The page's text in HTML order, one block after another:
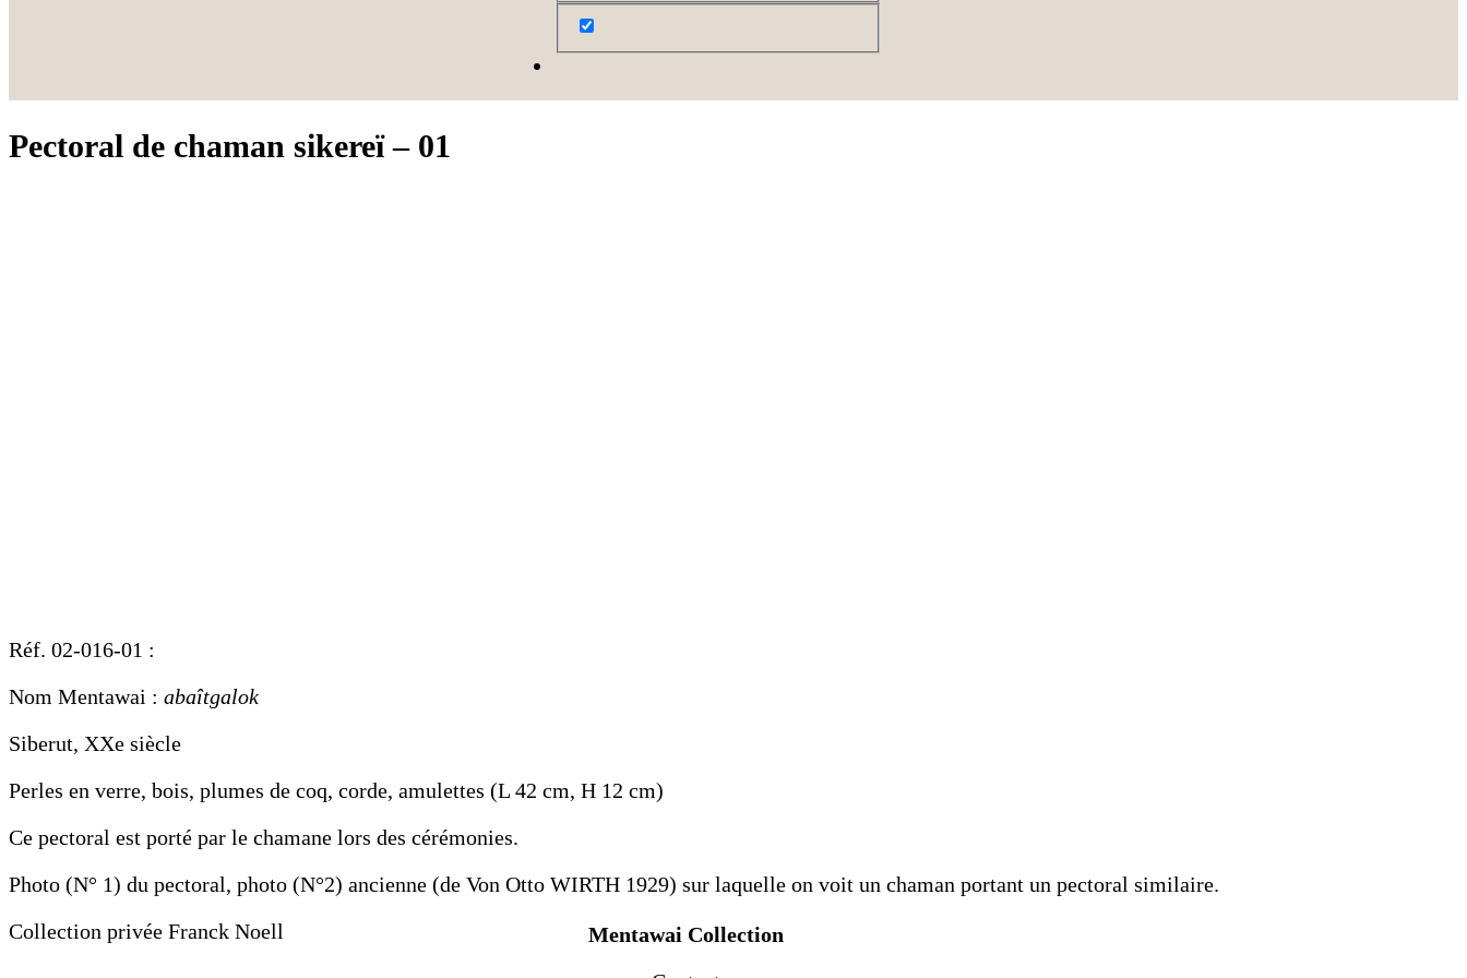
Pectoral de chaman sikereï – 01
Réf. 02-016-01 :
Nom Mentawai : abaîtgalok
Siberut, XXe siècle
Perles en verre, bois, plumes de coq, corde, amulettes (L 42 cm, H 12 cm)
Ce pectoral est porté par le chamane lors des cérémonies.
Photo (N° 1) du pectoral, photo (N°2) ancienne (de Von Otto WIRTH 1929) sur laquelle on voit un chaman portant un pectoral similaire.
Collection privée Franck Noell
Mentawai Collection